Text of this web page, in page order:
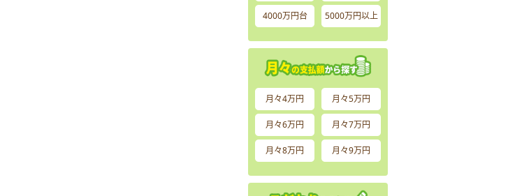
4000万円台 5000万円以上
月々4万円 月々5万円
月々6万円 月々7万円
月々8万円 月々9万円